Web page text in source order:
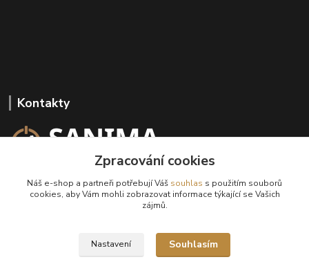
Kontakty
+420 602 647 136
(Po-Pá, 9-18 hod.)
Zpracování cookies
Náš e-shop a partneři potřebují Váš souhlas s použitím souborů
cookies, aby Vám mohli zobrazovat informace týkající se Vašich
zájmů.
Nastavení Souhlasím